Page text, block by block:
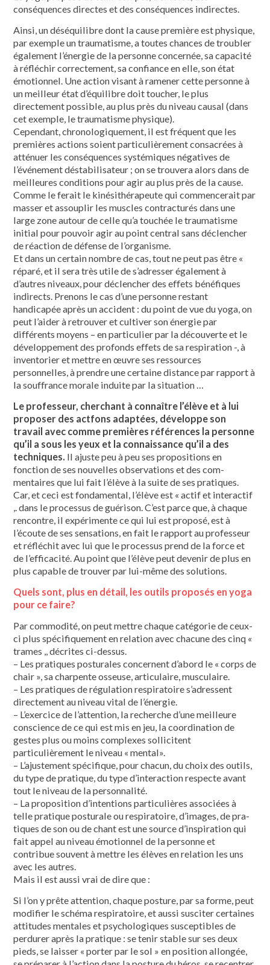
conséquences directes et des conséquences indirectes.
Ainsi, un déséquilibre dont la cause première est physique,
par exemple un traumatisme, a toutes chances de troubler
également l’énergie de la personne concernée, sa capacité
à réfléchir correc­tement, sa confiance en elle, son état
émotionnel. Une action visant à ramener cette personne à
un meilleur état d’équi­libre doit toucher, le plus
directement pos­sible, au plus près du niveau causal (dans
cet exemple, le traumatisme physique).
Cependant, chronologiquement, il est fréquent que les
premières actions soient particulièrement consacrées à
atténuer les conséquences systémiques négatives de
l’événement déstabilisateur ; on se trouvera alors dans de
meilleures condi­tions pour agir au plus près de la cause.
Comme le ferait le kinésithérapeute qui commencerait par
masser et assouplir les muscles contracturés dans une
large zone autour de celle qu’a touchée le trauma­tisme
initial pour pouvoir agir au point central sans déclencher
de réaction de défense de l’organisme.
Et dans un certain nombre de cas, tout ne peut pas être «
réparé, et il sera très utile de s’adresser également à
d’autres niveaux, pour déclencher des effets béné­fiques
indirects. Prenons le cas d’une per­sonne restant
handicapée après un acci­dent : du point de vue du yoga, on
peut l’aider à retrouver et cultiver son énergie par
différents moyens – en particulier par la découverte et le
développement des profonds effets de sa respiration -, à
inventorier et mettre en œuvre ses res­sources
personnelles, à prendre une cer­taine distance par rapport à
la souffrance morale induite par la situation …
Le professeur, cherchant à connaître l’élève et à lui
proposer des actfons adaptées, développe son
travail avec comme premières références la person­ne
qu’il a sous les yeux et la connais­sance qu’il a des
techniques. Il ajuste peu à peu ses propositions en
fonction de ses nouvelles observations et des com­
mentaires que lui fait l’élève à la suite de ses pratiques.
Car, et ceci est fondamental, l’élève est « actif et interactif
,. dans le pro­cessus de guérison. C’est parce que, à chaque
rencontre, il expérimente ce qui lui est proposé, est à
l’écoute de ses sen­sations, en fait le rapport au professeur
et réfléchit avec lui que le processus prend de la force et
de l’efficacité. Au point que l’élève peut devenir de plus en
plus capable de trouver par lui-même des solutions.
Quels sont, plus en détail, les outils proposés en yoga
pour ce faire?
Par commodité, on peut mettre chaque catégorie de ceux-
ci plus spécifi­quement en relation avec chacune des cinq «
trames ,, décrites ci-dessus.
– Les pratiques posturales concernent d’abord le « corps de
chair », sa char­pente osseuse, articulaire, musculaire.
– Les pratiques de régulation respira­toire s’adressent
directement au niveau vital de l’énergie.
– L’exercice de l’attention, la recherche d’une meilleure
conscience de ce qui est mis en jeu, la coordination de
gestes plus ou moins complexes solli­citent
particulièrement le niveau « men­tal».
– L’ajustement spécifique, pour cha­cun, du choix des outils,
du type de pra­tique, du type d’interaction respecte avant
tout le niveau de la personnalité.
– La proposition d’intentions particu­lières associées à
telle pratique postura­le ou respiratoire, d’images, de pra­
tiques de son ou de chant est une source d’inspiration qui
fait appel au niveau émotionnel de la personne et
contribue souvent à mettre les élèves en relation les uns
avec les autres.
Mais il est aussi vrai de dire que :
Si l’on y prête attention, chaque pos­ture, par sa forme, peut
modifier le sché­ma respiratoire, et aussi susciter certaines
attitudes mentales et psychologiques sus­ceptibles de
perdurer après la pratique : se tenir stable sur ses deux
pieds, se lais­ser « porter par le sol » en position allon­gée,